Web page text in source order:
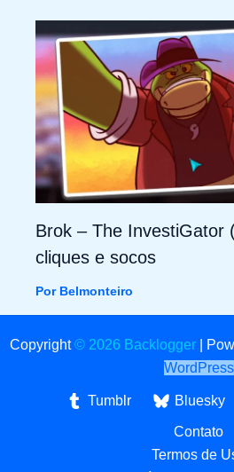
Brok – The InvestiGator
cliques e socos
Por Belmonteiro
Copyright© 2026 Backlogger
WordPress
Tumblr Bluesky
Contato
Termos de